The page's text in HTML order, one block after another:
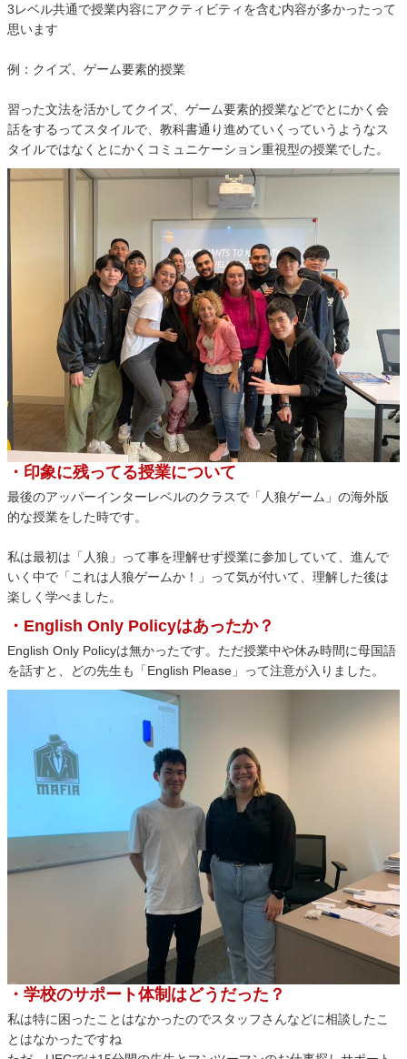
3レベル共通で授業内容にアクティビティを含む内容が多かったって
思います
例：クイズ、ゲーム要素的授業
習った文法を活かしてクイズ、ゲーム要素的授業などでとにかく会
話をするってスタイルで、教科書通り進めていくっていうようなス
タイルではなくとにかくコミュニケーション重視型の授業でした。
・印象に残ってる授業について
最後のアッパーインターレベルのクラスで「人狼ゲーム」の海外版
的な授業をした時です。
私は最初は「人狼」って事を理解せず授業に参加していて、進んで
いく中で「これは人狼ゲームか！」って気が付いて、理解した後は
楽しく学べました。
・English Only Policyはあったか？
English Only Policyは無かったです。ただ授業中や休み時間に母国語
を話すと、どの先生も「English Please」って注意が入りました。
・学校のサポート体制はどうだった？
私は特に困ったことはなかったのでスタッフさんなどに相談したこ
とはなかったですね